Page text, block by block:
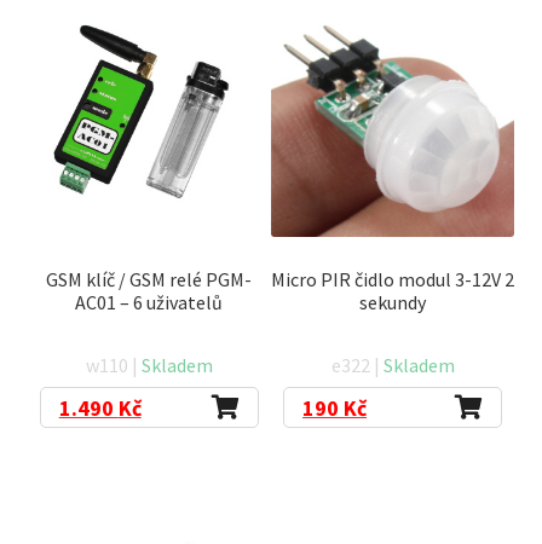
GSM klíč / GSM relé PGM-
AC01 – 6 uživatelů
w110 | Skladem
1.490 Kč
Micro PIR čidlo modul 3-12V 2
sekundy
e322 | Skladem
190 Kč